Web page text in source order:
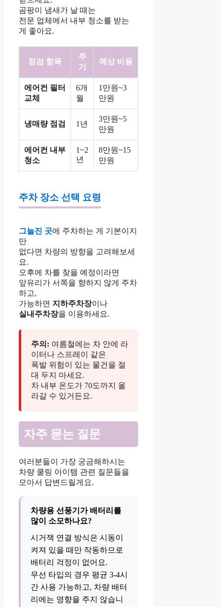
곰팡이 냄새가 날 때는
전문 업체에서 내부 청소를 받는
게 좋아요.
점검 항목
주
기
예상 비용
에어컨 필터
교체
6개
월
1만원~3
만원
냉매량 점검 1년
3만원~5
만원
에어컨 내부
청소
1~2
년
8만원~15
만원
주차 장소 선택 요령
그늘진 곳에 주차하는 게 기본이지
만
없다면 차량의 방향을 고려해보세
요.
오후에 차를 찾을 예정이라면
앞유리가 서쪽을 향하지 않게 주차
하고,
가능하면 지하주차장이나
실내주차장을 이용하세요.
주의: 여름철에는 차 안에 라
이터나 스프레이 같은
폭발 위험이 있는 물건을 절
대 두지 마세요.
차 내부 온도가 70도까지 올
라갈 수 있거든요.
자주 묻는 질문
여러분들이 가장 궁금해하시는
차량 쿨링 아이템 관련 질문들을
모아서 답변드릴게요.
차량용 선풍기가 배터리를
많이 소모하나요?
시거잭 연결 방식은 시동이
켜져 있을 때만 작동하므로
배터리 걱정이 없어요.
무선 타입의 경우 평균 3-4시
간 사용 가능하고, 차량 배터
리에는 영향을 주지 않습니